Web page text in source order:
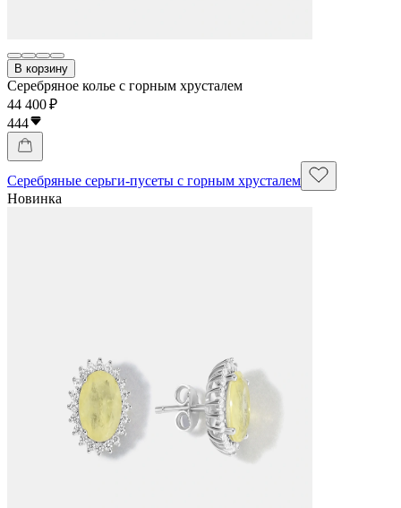
В корзину
Серебряное колье с горным хрусталем
44 400 ₽
444
Серебряные серьги-пусеты с горным хрусталем
Новинка